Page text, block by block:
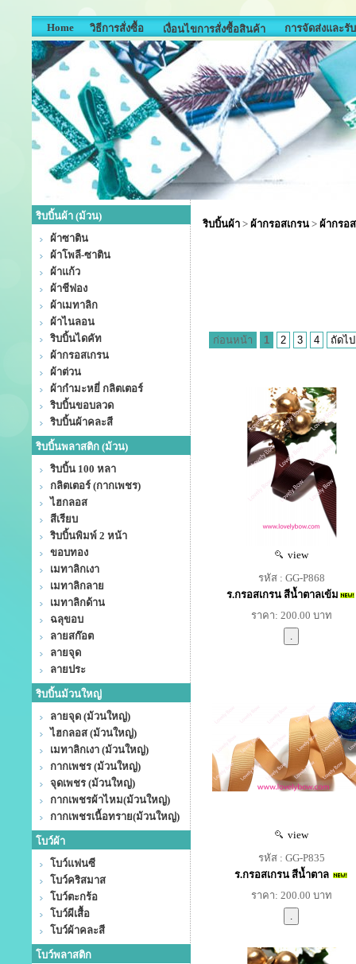
Home วิธีการสั่งซื้อ เงื่อนไขการสั่งซื้อสินค้า การจัดส่งและรั
ริบบิ้นผ้า (ม้วน)
ผ้าซาติน
ผ้าโพลี-ซาติน
ผ้าแก้ว
ผ้าชีฟอง
ผ้าเมทาลิก
ผ้าไนลอน
ริบบิ้นไดคัท
ผ้ากรอสเกรน
ผ้าต่วน
ผ้ากำมะหยี่ กลิตเตอร์
ริบบิ้นขอบลวด
ริบบิ้นผ้าคละสี
ริบบิ้นพลาสติก (ม้วน)
ริบบิ้น 100 หลา
กลิตเตอร์ (กากเพชร)
ไฮกลอส
สีเรียบ
ริบบิ้นพิมพ์ 2 หน้า
ขอบทอง
เมทาลิกเงา
เมทาลิกลาย
เมทาลิกด้าน
ฉลุขอบ
ลายสก๊อต
ลายจุด
ลายประ
ริบบิ้นม้วนใหญ่
ลายจุด (ม้วนใหญ่)
ไฮกลอส (ม้วนใหญ่)
เมทาลิกเงา (ม้วนใหญ่)
กากเพชร (ม้วนใหญ่)
จุดเพชร (ม้วนใหญ่)
กากเพชรผ้าไหม(ม้วนใหญ่)
กากเพชรเนื้อทราย(ม้วนใหญ่)
โบว์ผ้า
โบว์แฟนซี
โบว์คริสมาส
โบว์ตะกร้อ
โบว์ผีเสื้อ
โบว์ผ้าคละสี
โบว์พลาสติก
ริบบิ้นผ้า > ผ้ากรอสเกรน > ผ้ากรอ
ก่อนหน้า 1 2 3 4 ถัดไป
view
รหัส : GG-P868
ร.กรอสเกรน สีน้ำตาลเข้ม
ราคา: 200.00 บาท
view
รหัส : GG-P835
ร.กรอสเกรน สีน้ำตาล
ราคา: 200.00 บาท